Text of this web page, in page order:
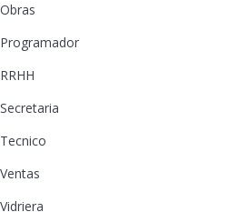
Obras
Programador
RRHH
Secretaria
Tecnico
Ventas
Vidriera